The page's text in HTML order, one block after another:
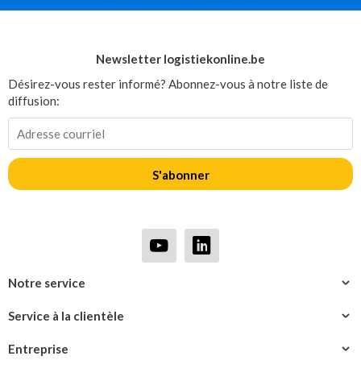
Entreprise
Service à la clientèle
Notre service
Newsletter logistiekonline.be
Désirez-vous rester informé? Abonnez-vous à notre liste de
diffusion:
S'abonner